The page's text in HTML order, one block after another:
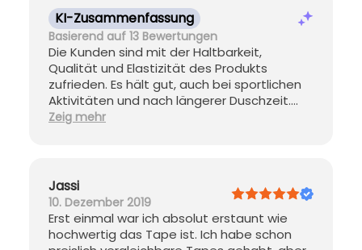
KI-Zusammenfassung
Basierend auf 13 Bewertungen
Die Kunden sind mit der Haltbarkeit,
Qualität und Elastizität des Produkts
zufrieden. Es hält gut, auch bei sportlichen
Aktivitäten und nach längerer Duschzeit.
Das Band wird als qualitativ hochwertig und
ebenfalls gelobt. Einige Kunden haben
jedoch gemischte Gefühle bezüglich der
Haftung und der Hautverträglichkeit.
Zeig mehr
Jassi
10. Dezember 2019
Erst einmal war ich absolut erstaunt wie
hochwertig das Tape ist. Ich habe schon